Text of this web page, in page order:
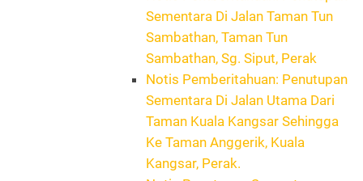
Sementara Di Jalan Taman Tun
Sambathan, Taman Tun
Sambathan, Sg. Siput, Perak
Notis Pemberitahuan: Penutupan
Sementara Di Jalan Utama Dari
Taman Kuala Kangsar Sehingga
Ke Taman Anggerik, Kuala
Kangsar, Perak.